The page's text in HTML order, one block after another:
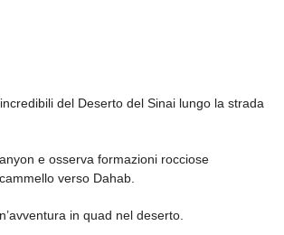
del Deserto del Sinai lungo la strada
e osserva formazioni rocciose
verso Dahab.
in quad nel deserto.